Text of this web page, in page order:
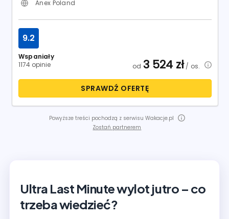
Ultra Last Minute wylot jutro – co
trzeba wiedzieć?
Wakacje z wylotem jutroto propozycja dla
osób, które chcą wyjechać niemal natychmiast i
nie planują urlopu z dużym wyprzedzeniem. Tego
typu oferty przyciągają turystów szukających
wielotygodniowego porównywania ofert. Jeśli
możesz spakować się dziś i polecieć już
następnego dnia, wakacje z wylotem jutro